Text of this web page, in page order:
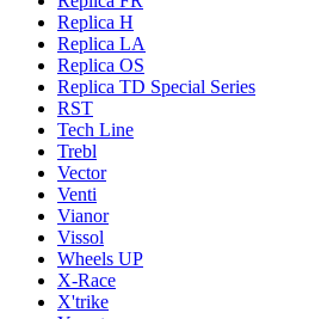
Replica H
Replica LA
Replica OS
Replica TD Special Series
RST
Tech Line
Trebl
Vector
Venti
Vianor
Vissol
Wheels UP
X-Race
X'trike